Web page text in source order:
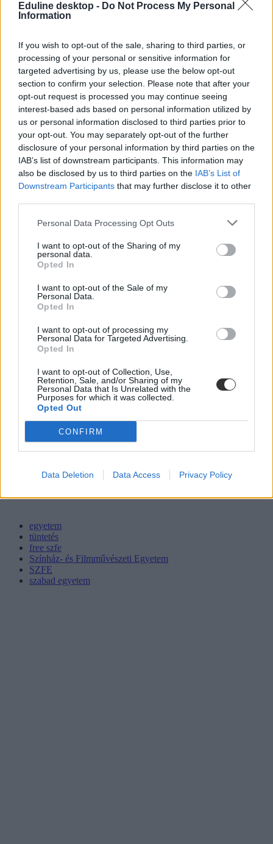
Eduline desktop - Do Not Process My Personal
Information
If you wish to opt-out of the sale, sharing to third parties, or
processing of your personal or sensitive information for
targeted advertising by us, please use the below opt-out
section to confirm your selection. Please note that after your
opt-out request is processed you may continue seeing
interest-based ads based on personal information utilized by
us or personal information disclosed to third parties prior to
your opt-out. You may separately opt-out of the further
disclosure of your personal information by third parties on the
IAB’s list of downstream participants. This information may
also be disclosed by us to third parties on the IAB’s List of
Downstream Participants that may further disclose it to other
Personal Data Processing Opt Outs
I want to opt-out of the Sharing of my
personal data.
Opted In
I want to opt-out of the Sale of my
Personal Data.
Opted In
I want to opt-out of processing my
Personal Data for Targeted Advertising.
Opted In
I want to opt-out of Collection, Use,
Retention, Sale, and/or Sharing of my
Personal Data that Is Unrelated with the
Purposes for which it was collected.
Opted Out
CONFIRM
Data Deletion Data Access Privacy Policy
Tetszett a cikk? Kövess minket a Facebookon is, és nem fogsz
lemaradni a fontos hírekről!
egyetem
tüntetés
free szfe
Színház- és Filmművészeti Egyetem
SZFE
szabad egyetem